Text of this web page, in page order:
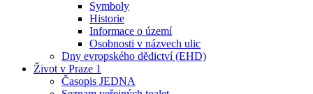
Symboly
Historie
Informace o území
Osobnosti v názvech ulic
Dny evropského dědictví (EHD)
Život v Praze 1
Časopis JEDNA